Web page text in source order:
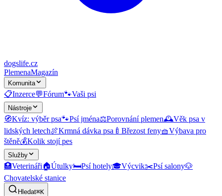
dogslife.cz
PlemenaMagazín
Komunita
📋Inzerce💬Fórum🐾Vaši psi
Nástroje
🧭Kvíz: výběr psa🐾Psí jména⚖️Porovnání plemen🕰️Věk psa v
lidských letech🍖Krmná dávka psa 🍼 Březost feny🧺Výbava pro
štěně💰Kolik stojí pes
Služby
🏥Veterináři🏠Útulky🛏️Psí hotely🎓Výcvik✂️Psí salony🐶
Chovatelské stanice
Hledat⌘K